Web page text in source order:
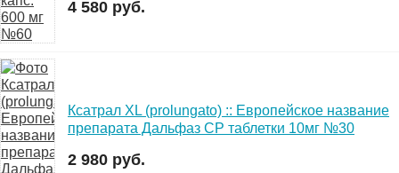
4 580 руб.
Ксатрал XL (prolungato) :: Европейское название
препарата Дальфаз СР таблетки 10мг №30
2 980 руб.